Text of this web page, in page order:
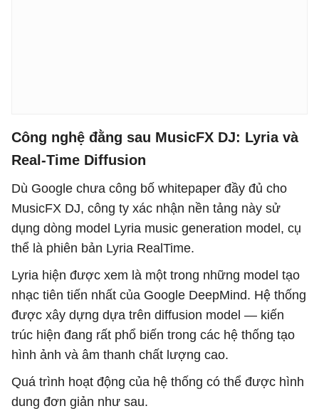
Công nghệ đằng sau MusicFX DJ: Lyria và
Real-Time Diffusion
Dù Google chưa công bố whitepaper đầy đủ cho
MusicFX DJ, công ty xác nhận nền tảng này sử
dụng dòng model Lyria music generation model, cụ
thể là phiên bản Lyria RealTime.
Lyria hiện được xem là một trong những model tạo
nhạc tiên tiến nhất của Google DeepMind. Hệ thống
được xây dựng dựa trên diffusion model — kiến
trúc hiện đang rất phổ biến trong các hệ thống tạo
hình ảnh và âm thanh chất lượng cao.
Quá trình hoạt động của hệ thống có thể được hình
dung đơn giản như sau.